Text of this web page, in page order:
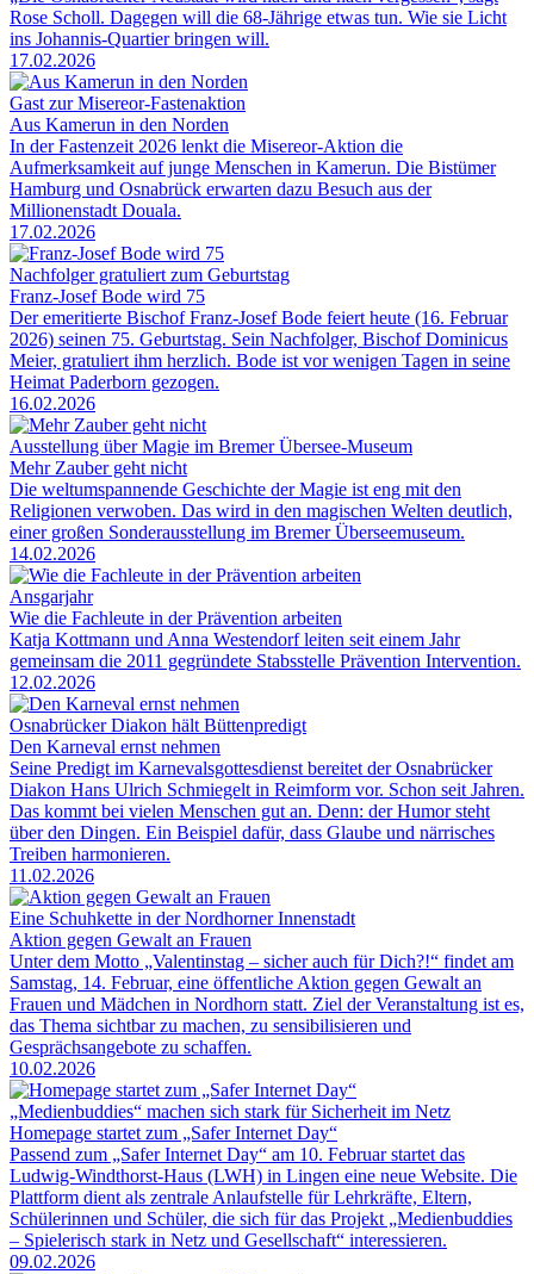
Rose Scholl. Dagegen will die 68-Jährige etwas tun. Wie sie Licht
ins Johannis-Quartier bringen will.
17.02.2026
Gast zur Misereor-Fastenaktion
Aus Kamerun in den Norden
In der Fastenzeit 2026 lenkt die Misereor-Aktion die
Aufmerksamkeit auf junge Menschen in Kamerun. Die Bistümer
Hamburg und Osnabrück erwarten dazu Besuch aus der
Millionenstadt Douala.
17.02.2026
Nachfolger gratuliert zum Geburtstag
Franz-Josef Bode wird 75
Der emeritierte Bischof Franz-Josef Bode feiert heute (16. Februar
2026) seinen 75. Geburtstag. Sein Nachfolger, Bischof Dominicus
Meier, gratuliert ihm herzlich. Bode ist vor wenigen Tagen in seine
Heimat Paderborn gezogen.
16.02.2026
Ausstellung über Magie im Bremer Übersee-Museum
Mehr Zauber geht nicht
Die weltumspannende Geschichte der Magie ist eng mit den
Religionen verwoben. Das wird in den magischen Welten deutlich,
einer großen Sonderausstellung im Bremer Überseemuseum.
14.02.2026
Ansgarjahr
Wie die Fachleute in der Prävention arbeiten
Katja Kottmann und Anna Westendorf leiten seit einem Jahr
gemeinsam die 2011 gegründete Stabsstelle Prävention Intervention.
12.02.2026
Osnabrücker Diakon hält Büttenpredigt
Den Karneval ernst nehmen
Seine Predigt im Karnevalsgottesdienst bereitet der Osnabrücker
Diakon Hans Ulrich Schmiegelt in Reimform vor. Schon seit Jahren.
Das kommt bei vielen Menschen gut an. Denn: der Humor steht
über den Dingen. Ein Beispiel dafür, dass Glaube und närrisches
Treiben harmonieren.
11.02.2026
Eine Schuhkette in der Nordhorner Innenstadt
Aktion gegen Gewalt an Frauen
Unter dem Motto „Valentinstag – sicher auch für Dich?!“ findet am
Samstag, 14. Februar, eine öffentliche Aktion gegen Gewalt an
Frauen und Mädchen in Nordhorn statt. Ziel der Veranstaltung ist es,
das Thema sichtbar zu machen, zu sensibilisieren und
Gesprächsangebote zu schaffen.
10.02.2026
„Medienbuddies“ machen sich stark für Sicherheit im Netz
Homepage startet zum „Safer Internet Day“
Passend zum „Safer Internet Day“ am 10. Februar startet das
Ludwig-Windthorst-Haus (LWH) in Lingen eine neue Website. Die
Plattform dient als zentrale Anlaufstelle für Lehrkräfte, Eltern,
Schülerinnen und Schüler, die sich für das Projekt „Medienbuddies
– Spielerisch stark in Netz und Gesellschaft“ interessieren.
09.02.2026